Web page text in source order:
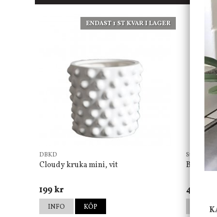
ENDAST 1 ST KVAR I LAGER
DBKD
Cloudy kruka mini, vit
199 kr
INFO KÖP
Star
499 kr
INFO